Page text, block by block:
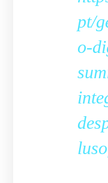
pt/
o-